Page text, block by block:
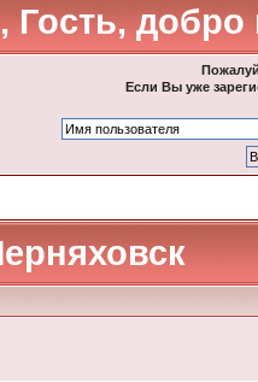
Гость,
Если Вы уже